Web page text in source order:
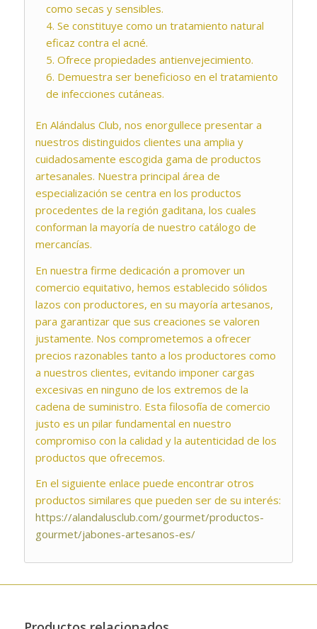
como secas y sensibles.
Se constituye como un tratamiento natural
eficaz contra el acné.
Ofrece propiedades antienvejecimiento.
Demuestra ser beneficioso en el tratamiento
de infecciones cutáneas.
En Alándalus Club, nos enorgullece presentar a
nuestros distinguidos clientes una amplia y
cuidadosamente escogida gama de productos
artesanales. Nuestra principal área de
especialización se centra en los productos
procedentes de la región gaditana, los cuales
conforman la mayoría de nuestro catálogo de
mercancías.
En nuestra firme dedicación a promover un
comercio equitativo, hemos establecido sólidos
lazos con productores, en su mayoría artesanos,
para garantizar que sus creaciones se valoren
justamente. Nos comprometemos a ofrecer
precios razonables tanto a los productores como
a nuestros clientes, evitando imponer cargas
excesivas en ninguno de los extremos de la
cadena de suministro. Esta filosofía de comercio
justo es un pilar fundamental en nuestro
compromiso con la calidad y la autenticidad de los
productos que ofrecemos.
En el siguiente enlace puede encontrar otros
productos similares que pueden ser de su interés:
https://alandalusclub.com/gourmet/productos-
gourmet/jabones-artesanos-es/